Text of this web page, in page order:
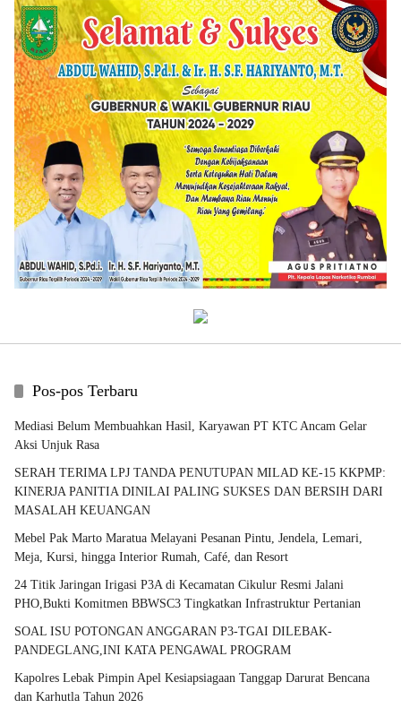
Pos-pos Terbaru
Mediasi Belum Membuahkan Hasil, Karyawan PT KTC Ancam Gelar
Aksi Unjuk Rasa
SERAH TERIMA LPJ TANDA PENUTUPAN MILAD KE-15 KKPMP:
KINERJA PANITIA DINILAI PALING SUKSES DAN BERSIH DARI
MASALAH KEUANGAN
Mebel Pak Marto Maratua Melayani Pesanan Pintu, Jendela, Lemari,
Meja, Kursi, hingga Interior Rumah, Café, dan Resort
24 Titik Jaringan Irigasi P3A di Kecamatan Cikulur Resmi Jalani
PHO,Bukti Komitmen BBWSC3 Tingkatkan Infrastruktur Pertanian
SOAL ISU POTONGAN ANGGARAN P3-TGAI DILEBAK-
PANDEGLANG,INI KATA PENGAWAL PROGRAM
Kapolres Lebak Pimpin Apel Kesiapsiagaan Tanggap Darurat Bencana
dan Karhutla Tahun 2026